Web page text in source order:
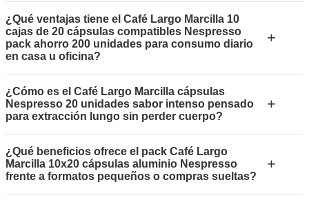
¿Qué ventajas tiene el Café Largo Marcilla 10
cajas de 20 cápsulas compatibles Nespresso
pack ahorro 200 unidades para consumo diario
en casa u oficina?
+
¿Cómo es el Café Largo Marcilla cápsulas
Nespresso 20 unidades sabor intenso pensado
para extracción lungo sin perder cuerpo?
+
¿Qué beneficios ofrece el pack Café Largo
Marcilla 10x20 cápsulas aluminio Nespresso
frente a formatos pequeños o compras sueltas?
+